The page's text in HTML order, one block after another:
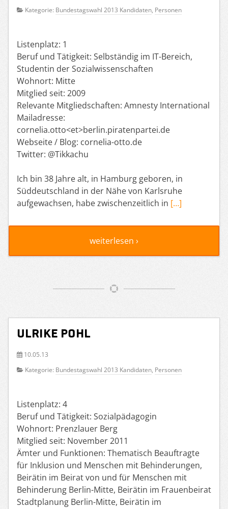
Kategorie: Bundestagswahl 2013 Kandidaten, Personen
Listenplatz: 1
Beruf und Tätigkeit: Selbständig im IT-Bereich,
Studentin der Sozialwissenschaften
Wohnort: Mitte
Mitglied seit: 2009
Relevante Mitgliedschaften: Amnesty International
Mailadresse:
cornelia.otto<et>berlin.piratenpartei.de
Webseite / Blog: cornelia-otto.de
Twitter: @Tikkachu
Ich bin 38 Jahre alt, in Hamburg geboren, in
Süddeutschland in der Nähe von Karlsruhe
aufgewachsen, habe zwischenzeitlich in […]
weiterlesen ›
Ulrike Pohl
10.05.13
Kategorie: Bundestagswahl 2013 Kandidaten, Personen
Listenplatz: 4
Beruf und Tätigkeit: Sozialpädagogin
Wohnort: Prenzlauer Berg
Mitglied seit: November 2011
Ämter und Funktionen: Thematisch Beauftragte
für Inklusion und Menschen mit Behinderungen,
Beirätin im Beirat von und für Menschen mit
Behinderung Berlin-Mitte, Beirätin im Frauenbeirat
Stadtplanung Berlin-Mitte, Beirätin im